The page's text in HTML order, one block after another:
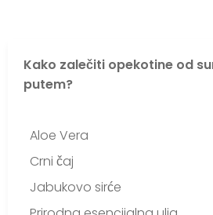
Kako zalečiti opekotine od
putem?
Aloe Vera
Crni čaj
Jabukovo sirće